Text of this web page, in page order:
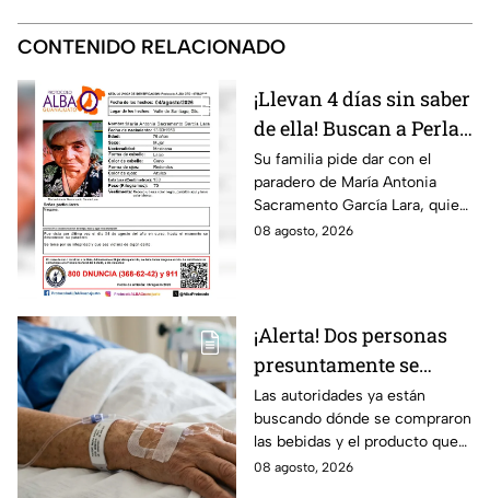
CONTENIDO RELACIONADO
¡Llevan 4 días sin saber
de ella! Buscan a Perla
Alejandra Martín del
Campo Medina,
desaparecida en
Guanajuato
Su familia pide dar con el
paradero de María Antonia
Sacramento García Lara, quien
fue vista por última vez el 4 de
08 agosto, 2026
¡Alerta! Dos personas
presuntamente se
encuentran delicadas
por ingerir bebidas
alcohólicas
adulteradas en Celaya:
Las autoridades ya están
buscando dónde se compraron
las bebidas y el producto que
causó la intoxicación.
08 agosto, 2026